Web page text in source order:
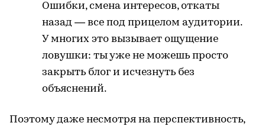
Ошибки, смена интересов, откаты
назад — все под прицелом аудитории.
У многих это вызывает ощущение
ловушки: ты уже не можешь просто
закрыть блог и исчезнуть без
объяснений.
Поэтому даже несмотря на перспективность,